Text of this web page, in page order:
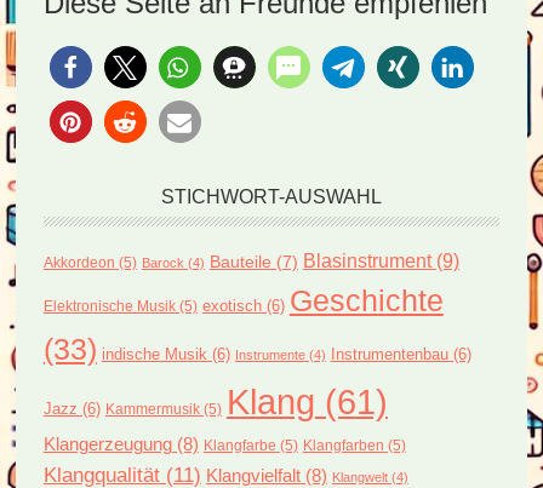
STICHWORT-AUSWAHL
Akkordeon (5) Barock (4) Bauteile (7) Blasinstrument(9)
Elektronische Musik(5) exotisch(6) Geschichte
(33) indische Musik (6) Instrumente(4) Instrumentenbau(6)
Jazz (6) Kammermusik(5) Klang (61)
Klangerzeugung(8) Klangfarbe (5) Klangfarben (5)
Klangqualität(11) Klangvielfalt(8) Klangwelt(4)